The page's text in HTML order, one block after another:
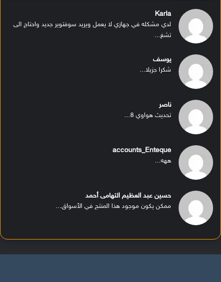
Karla
لدي مشكله في جهازي لا يعمل ويريد سوفتوير جديد واحتاج الى
تشغ...
يوسف
شكرا جزيلا...
ناصر
تحديث هواوي 8...
accounts_Enteque
ههه...
حسين عبد العظيم التهامى أحمد
ممكن يكون موجود هذا المنتج في الأسواق...